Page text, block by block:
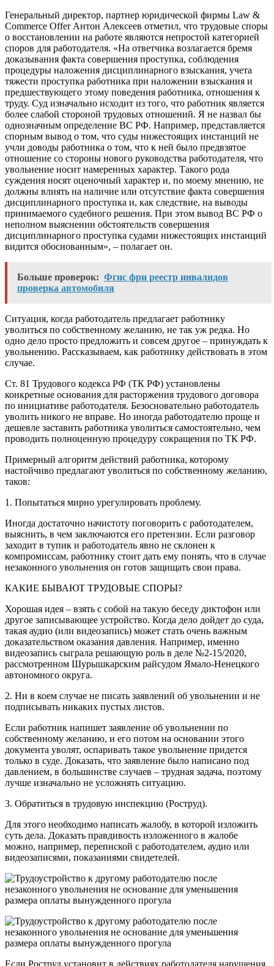
Генеральный директор, партнер юридической фирмы Law &
Commerce Offer Антон Алексеев отметил, что трудовые споры
о восстановлении на работе являются непростой категорией
споров для работодателя. «На ответчика возлагается бремя
доказывания факта совершения проступка, соблюдения
процедуры наложения дисциплинарного взыскания, учета
тяжести проступка работника при наложении взыскания и
предшествующего этому поведения работника, отношения к
труду. Суд изначально исходит из того, что работник является
более слабой стороной трудовых отношений. Я не назвал бы
однозначным определение ВС РФ. Например, представляется
спорным вывод о том, что суды нижестоящих инстанций не
учли доводы работника о том, что к ней было предвзятое
отношение со стороны нового руководства работодателя, что
увольнение носит намеренных характер. Такого рода
суждения носят оценочный характер и, по моему мнению, не
должны влиять на наличие или отсутствие факта совершения
дисциплинарного проступка и, как следствие, на выводы
принимаемого судебного решения. При этом вывод ВС РФ о
неполном выяснении обстоятельств совершения
дисциплинарного проступка судами нижестоящих инстанций
видится обоснованным», – полагает он.
Больше проверок: Фгис фри реестр инвалидов
проверка автомобиля
Ситуация, когда работодатель предлагает работнику
уволиться по собственному желанию, не так уж редка. Но
одно дело просто предложить и совсем другое – принуждать к
увольнению. Рассказываем, как работнику действовать в этом
случае.
Ст. 81 Трудового кодекса РФ (ТК РФ) установлены
конкретные основания для расторжения трудового договора
по инициативе работодателя. Безосновательно работодатель
уволить никого не вправе. Но иногда работодателю проще и
дешевле заставить работника уволиться самостоятельно, чем
проводить полноценную процедуру сокращения по ТК РФ.
Примерный алгоритм действий работника, которому
настойчиво предлагают уволиться по собственному желанию,
таков:
1. Попытаться мирно урегулировать проблему.
Иногда достаточно начистоту поговорить с работодателем,
выяснить, в чем заключаются его претензии. Если разговор
заходит в тупик и работодатель явно не склонен к
компромиссам, работнику стоит дать ему понять, что в случае
незаконного увольнения он готов защищать свои права.
КАКИЕ БЫВАЮТ ТРУДОВЫЕ СПОРЫ?
Хорошая идея – взять с собой на такую беседу диктофон или
другое записывающее устройство. Когда дело дойдет до суда,
такая аудио (или видеозапись) может стать очень важным
доказательством оказания давления. Например, именно
видеозапись сыграла решающую роль в деле №2-15/2020,
рассмотренном Шурышкарским райсудом Ямало-Ненецкого
автономного округа.
2. Ни в коем случае не писать заявлений об увольнении и не
подписывать никаких пустых листов.
Если работник напишет заявление об увольнении по
собственному желанию, и его потом на основании этого
документа уволят, оспаривать такое увольнение придется
только в суде. Доказать, что заявление было написано под
давлением, в большинстве случаев – трудная задача, поэтому
лучше изначально не усложнять ситуацию.
3. Обратиться в трудовую инспекцию (Роструд).
Для этого необходимо написать жалобу, в которой изложить
суть дела. Доказать правдивость изложенного в жалобе
можно, например, перепиской с работодателем, аудио или
видеозаписями, показаниями свидетелей.
Если Роструд установит в действиях работодателя нарушения,